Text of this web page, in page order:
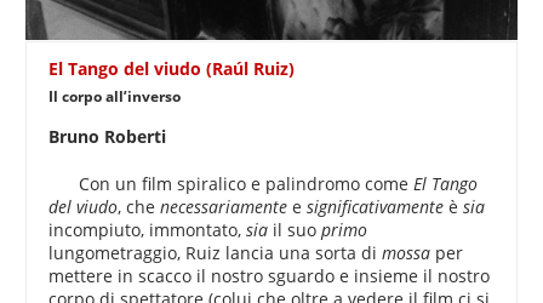
El Tango del viudo (Raúl Ruiz)
Il corpo all’inverso
Bruno Roberti
Con un film spiralico e palindromo comeEl Tango
del viudo, chenecessariamenteesignificativamente èsia
incompiuto, immontato,sia il suoprimo
lungometraggio, Ruiz lancia una sorta dimossa per
mettere in scacco il nostro sguardo e insieme il nostro